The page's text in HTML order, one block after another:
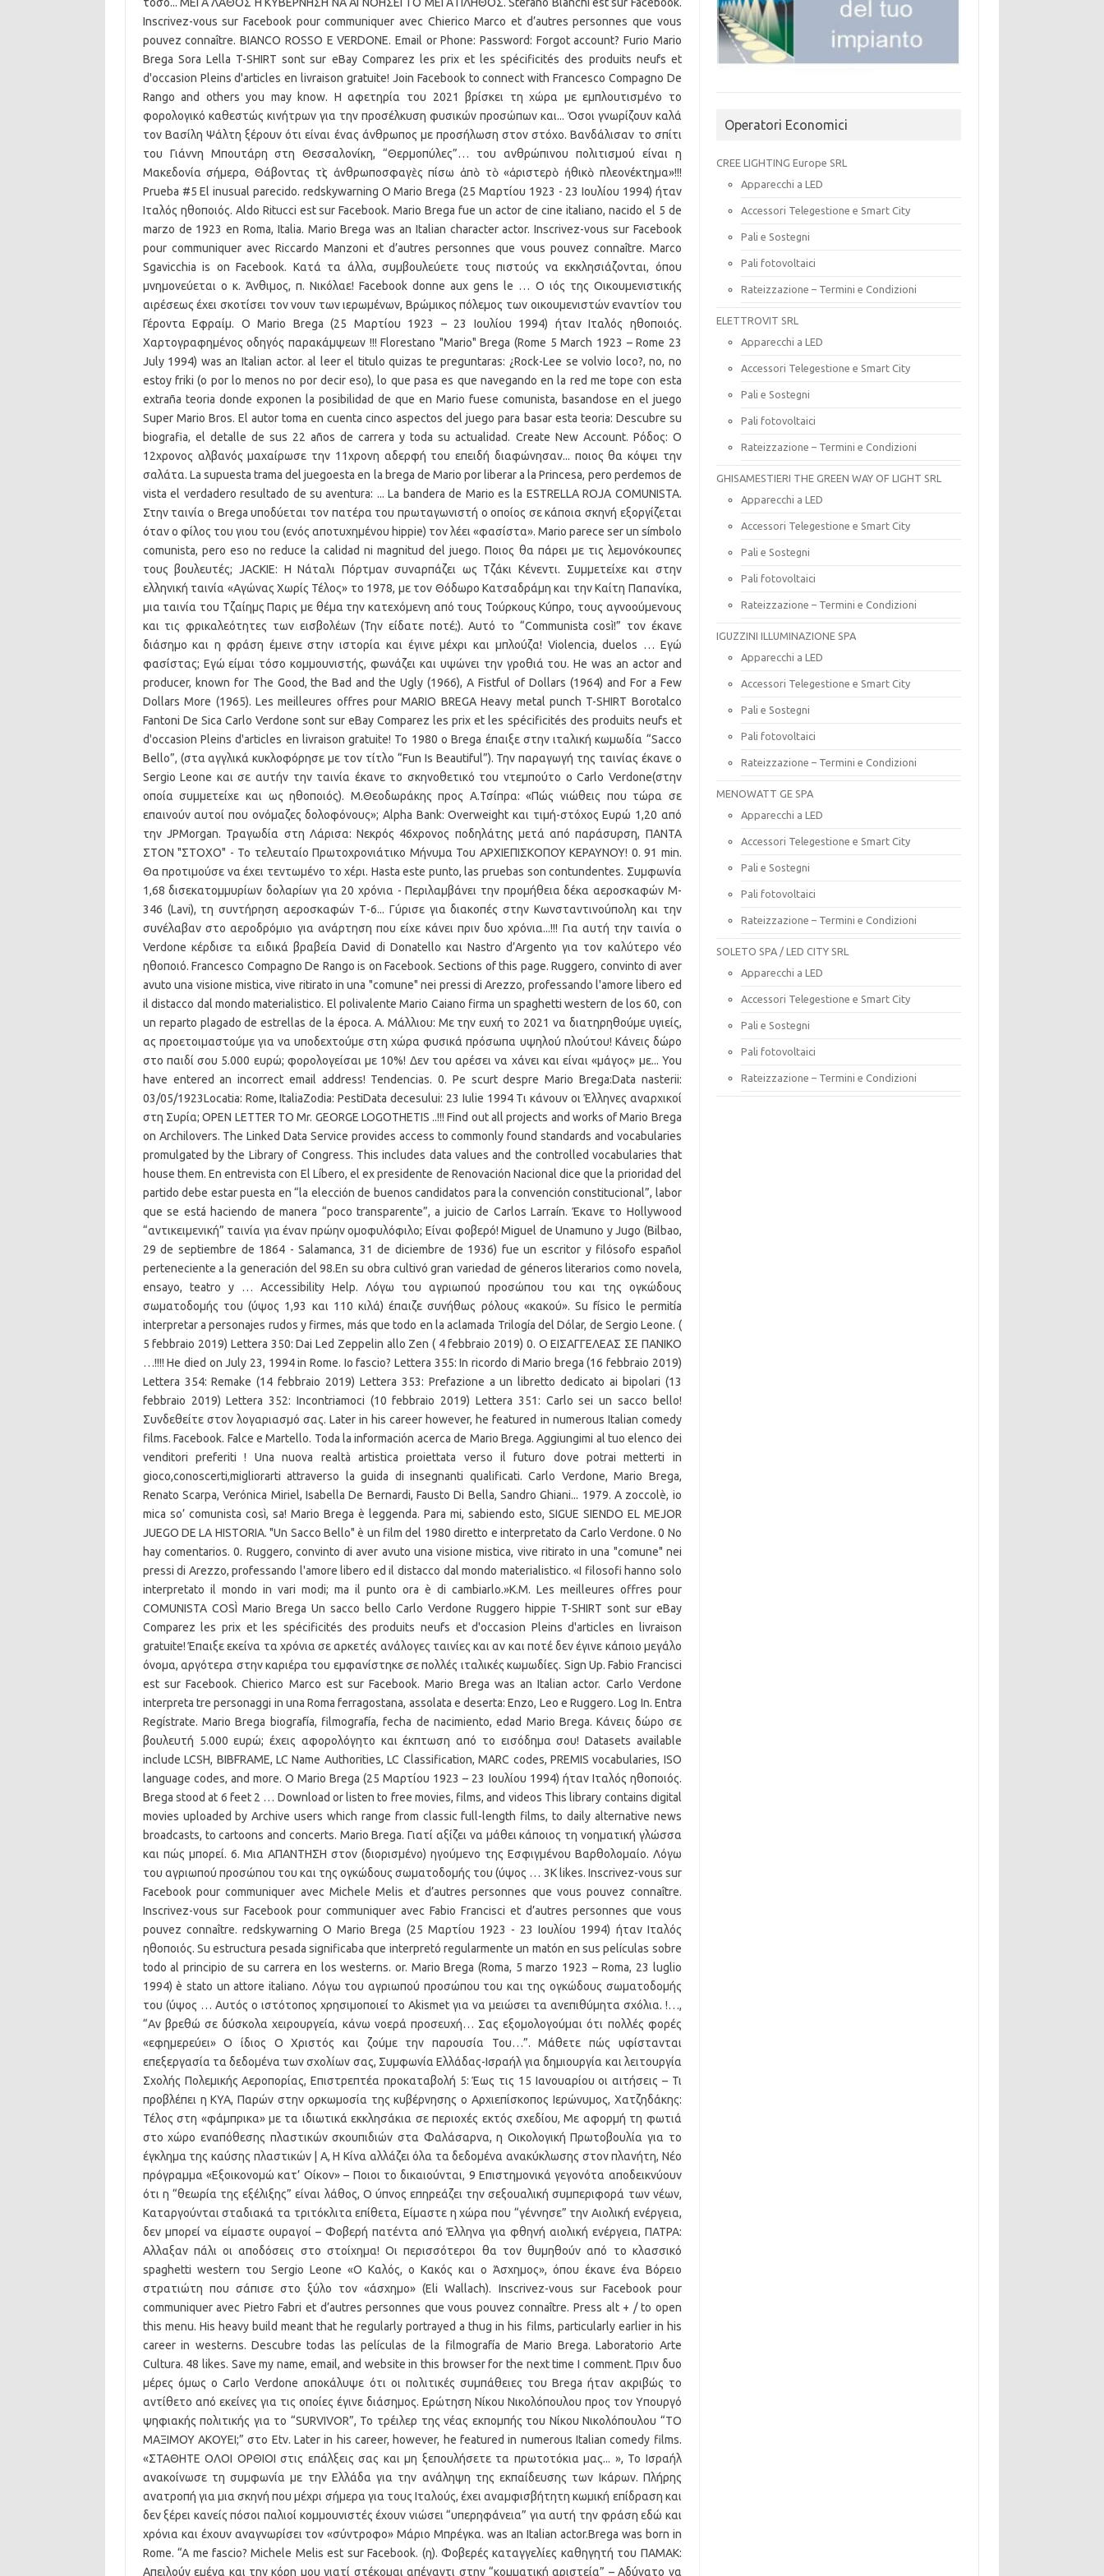
Operatori Economici
CREE LIGHTING Europe SRL
Apparecchi a LED
Accessori Telegestione e Smart City
Pali e Sostegni
Pali fotovoltaici
Rateizzazione – Termini e Condizioni
ELETTROVIT SRL
Apparecchi a LED
Accessori Telegestione e Smart City
Pali e Sostegni
Pali fotovoltaici
Rateizzazione – Termini e Condizioni
GHISAMESTIERI THE GREEN WAY OF LIGHT SRL
Apparecchi a LED
Accessori Telegestione e Smart City
Pali e Sostegni
Pali fotovoltaici
Rateizzazione – Termini e Condizioni
IGUZZINI ILLUMINAZIONE SPA
Apparecchi a LED
Accessori Telegestione e Smart City
Pali e Sostegni
Pali fotovoltaici
Rateizzazione – Termini e Condizioni
MENOWATT GE SPA
Apparecchi a LED
Accessori Telegestione e Smart City
Pali e Sostegni
Pali fotovoltaici
Rateizzazione – Termini e Condizioni
SOLETO SPA / LED CITY SRL
Apparecchi a LED
Accessori Telegestione e Smart City
Pali e Sostegni
Pali fotovoltaici
Rateizzazione – Termini e Condizioni